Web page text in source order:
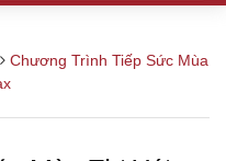
Chương Trình Tiếp Sức Mùa